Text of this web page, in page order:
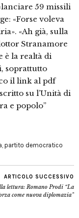
59 missili
«Forse voleva
«Ah già, sulla
Stranamore
è la realtà di
soprattutto
il link al pdf
su l’Unità di
e popolo”
, partito democratico
ARTICOLO SUCCESSIVO
lettura: Romano Prodi “La
come nuova diplomazia”